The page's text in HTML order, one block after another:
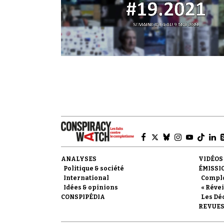
ANALYSES
Politique & société
International
Idées & opinions
CONSPIPÉDIA
VIDÉOS
«
Les